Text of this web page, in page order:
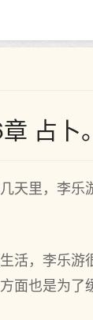
占卜。
天里，李乐
活，李乐游
面‌也是为了